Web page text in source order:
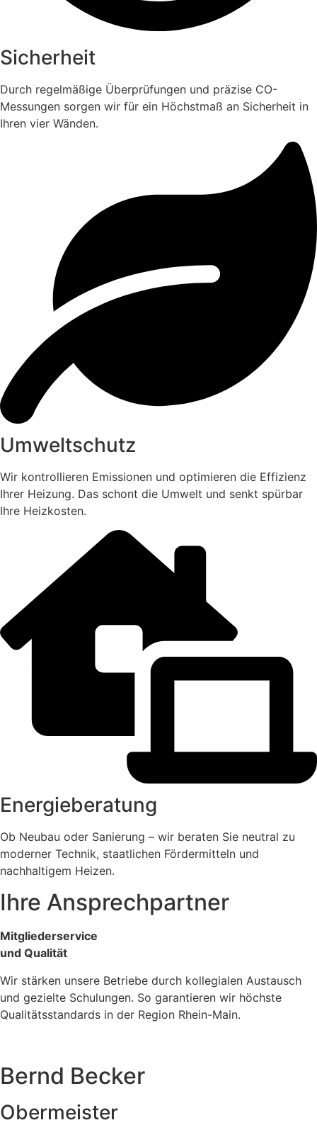
Sicherheit
Durch regelmäßige Überprüfungen und präzise CO-
Messungen sorgen wir für ein Höchstmaß an Sicherheit in
Ihren vier Wänden.
Umweltschutz
Wir kontrollieren Emissionen und optimieren die Effizienz
Ihrer Heizung. Das schont die Umwelt und senkt spürbar
Ihre Heizkosten.
Energieberatung
Ob Neubau oder Sanierung – wir beraten Sie neutral zu
moderner Technik, staatlichen Fördermitteln und
nachhaltigem Heizen.
Ihre Ansprechpartner
Mitgliederservice
und Qualität
Wir stärken unsere Betriebe durch kollegialen Austausch
und gezielte Schulungen. So garantieren wir höchste
Qualitätsstandards in der Region Rhein-Main.
Bernd Becker
Obermeister